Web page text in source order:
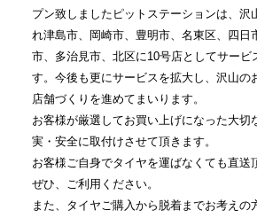
プン致しましたピットステーションは、沢
れ津島市、岡崎市、豊明市、名東区、四日
市、多治見市、北区に10号店としてサービ
す。今後も更にサービスを拡大し、沢山の
店舗づくりを進めてまいります。
お客様が厳選してお買い上げになった大切
実・安全に取付けさせて頂きます。
お客様ご自身でタイヤを運ばなくても直送
ぜひ、ご利用ください。
また、タイヤご購入から脱着までお考えの